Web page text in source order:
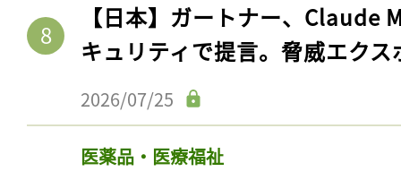
【日本】ガートナー、Claude
キュリティで提言。脅威エク
2026/07/25
医薬品・医療福祉
記事をお気に入りに
ログインが必